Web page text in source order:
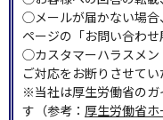
◯メールが届かない場合
ページの「お問い合わせ
◯カスタマーハラスメン
ご対応をお断りさせてい
※当社は厚生労働省のガ
す（参考： 厚生労働省